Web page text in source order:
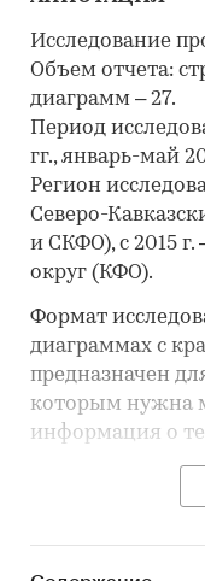
Исследование
Объем отчета:
диаграмм – 27.
Период
гг., январь-май
Регион
Северо-
и СКФО), с 2015
округ (КФО).
Формат
диаграммах с
предназначен
которым нужна
информация о
Обзор
о ситуации на